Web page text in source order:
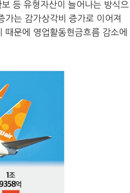
등 유형자산이 늘어나는 방식으
는 감가상각비 증가로 이어져
문에 영업활동현금흐름 감소에